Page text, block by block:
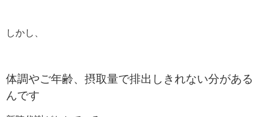
しかし、
体調やご年齢、摂取量で排出しきれない分がある
んです